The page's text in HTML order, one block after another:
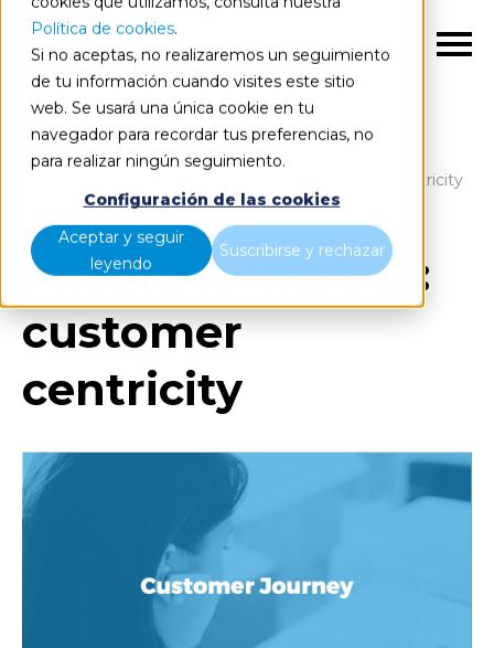
Política de cookies.
Si no aceptas, no realizaremos un seguimiento
de tu información cuando visites este sitio
web. Se usará una única cookie en tu
navegador para recordar tus preferencias, no
para realizar ningún seguimiento.
Configuración de las cookies
Aceptar y seguir
leyendo
Suscribirse y rechazar
ES
Píldora formativa: customer centricity
Píldora formativa:
customer
centricity